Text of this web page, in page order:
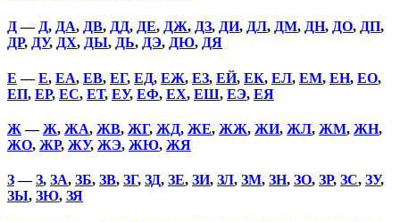
Д— Д, ДА, ДВ, ДД, ДЕ, ДЖ, ДЗ, ДИ, ДЛ, ДМ, ДН, ДО, ДП,
ДР, ДУ, ДХ, ДЫ, ДЬ, ДЭ, ДЮ, ДЯ
Е —Е, ЕА, ЕВ, ЕГ, ЕД, ЕЖ, ЕЗ, ЕЙ, ЕК, ЕЛ, ЕМ, ЕН, ЕО,
ЕП, ЕР, ЕС, ЕТ, ЕУ, ЕФ, ЕХ, ЕШ, ЕЭ, ЕЯ
Ж —Ж, ЖА, ЖВ, ЖГ, ЖД, ЖЕ, ЖЖ, ЖИ, ЖЛ, ЖМ, ЖН,
ЖО, ЖР, ЖУ, ЖЭ, ЖЮ, ЖЯ
З—З, ЗА, ЗБ, ЗВ, ЗГ, ЗД, ЗЕ, ЗИ, ЗЛ, ЗМ, ЗН, ЗО, ЗР, ЗС, ЗУ,
ЗЫ, ЗЮ, ЗЯ